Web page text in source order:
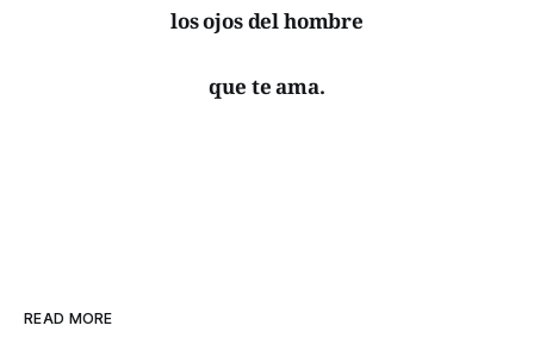
los ojos del hombre
que te ama.
READ MORE